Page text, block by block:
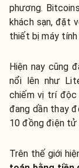
phương.
khách sạn, đặt
thiết bị máy tính
Hiện nay cũng
nổi lên như
chiếm vị trí độc
đang dần thay
10 đồng điện tử
Trên thế giới